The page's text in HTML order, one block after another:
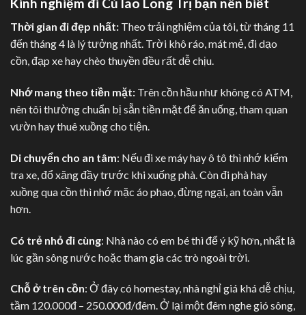
Thời gian đi đẹp nhất: Theo trải nghiệm của tôi, từ tháng 11
đến tháng 4 là lý tưởng nhất. Trời khô ráo, mát mẻ, đi dạo
cồn, đạp xe hay chèo thuyền đều rất dễ chịu.
Nhớ mang theo tiền mặt: Trên cồn hầu như không có ATM,
nên tôi thường chuẩn bị sẵn tiền mặt để ăn uống, tham quan
vườn hay thuê xuồng cho tiện.
Di chuyển cho an tâm: Nếu đi xe máy hay ô tô thì nhớ kiểm
tra xe, đổ xăng đầy trước khi xuống phà. Còn đi phà hay
xuồng qua cồn thì nhớ mặc áo phao, đừng ngại, an toàn vẫn
hơn.
Có trẻ nhỏ đi cùng: Nhà nào có em bé thì để ý kỹ hơn, nhất là
lúc gần sông nước hoặc tham gia các trò ngoài trời.
Chỗ ở trên cồn: Ở đây có homestay, nhà nghỉ giá khá dễ chịu,
tầm 120.000đ – 250.000đ/đêm. Ở lại một đêm nghe gió sông,